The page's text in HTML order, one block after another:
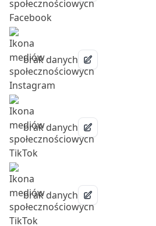
brak danych
brak danych
brak danych